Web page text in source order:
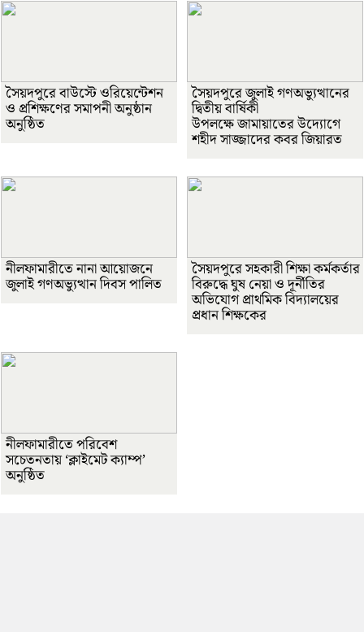
সৈয়দপুরে বাউস্টে ওরিয়েন্টেশন
ও প্রশিক্ষণের সমাপনী অনুষ্ঠান
অনুষ্ঠিত
সৈয়দপুরে জুলাই গণঅভ্যুত্থানের
দ্বিতীয় বার্ষিকী
উপলক্ষে জামায়াতের উদ্যোগে
শহীদ সাজ্জাদের কবর জিয়ারত
নীলফামারীতে নানা আয়োজনে
জুলাই গণঅভ্যুত্থান দিবস পালিত
সৈয়দপুরে সহকারী শিক্ষা কর্মকর্তার
বিরুদ্ধে ঘুষ নেয়া ও দূর্নীতির
অভিযোগ প্রাথমিক বিদ্যালয়ের
প্রধান শিক্ষকের
নীলফামারীতে পরিবেশ
সচেতনতায় ‘ক্লাইমেট ক্যাম্প’
অনুষ্ঠিত